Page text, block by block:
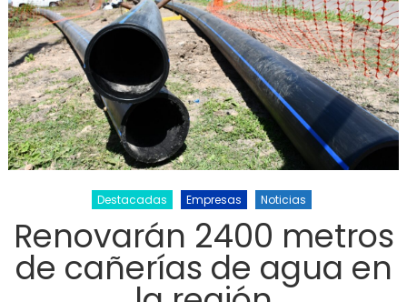
Destacadas Empresas Noticias
Renovarán 2400 metros
de cañerías de agua en